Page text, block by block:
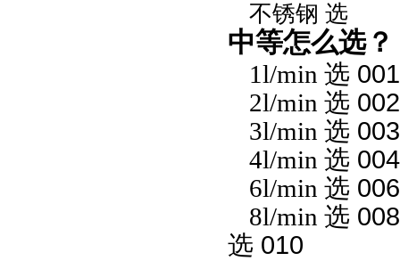
不锈钢 选
中等怎么选？
1l/min 选 001
2l/min 选 002
3l/min 选 003
4l/min 选 004
6l/min 选 006
8l/min 选 008
选 010